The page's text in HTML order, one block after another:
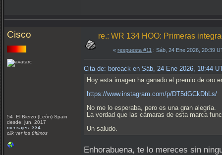
Cisco
54 El Bierzo (León) Spain
desde: jun, 2017
mensajes: 334
clik ver los últimos
re.: WR 134 HOO: Primeras
« respuesta #11 : Sáb, 24 Ene 2026, 20:39
Cita de: boreack en Sáb, 24 Ene 2026, 18:44
Hoy esta imagen ha ganado el premio de oro
https://www.instagram.com/p/DT5dGCkDhLs/
No me lo esperaba, pero es una gran alegría.
La verdad que las cámaras de esta marca
Un saludo.
Enhorabuena, te lo mereces sin